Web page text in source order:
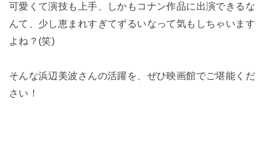
可愛くて演技も上手、しかもコナン作品に出演できるな
んて、少し恵まれすぎてずるいなって気もしちゃいます
よね？(笑)
そんな浜辺美波さんの活躍を、ぜひ映画館でご堪能くだ
さい！